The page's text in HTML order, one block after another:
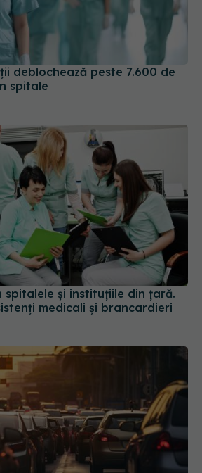
deblochează peste 7.600 de
spitale
spitalele și instituțiile din țară.
medicali și brancardieri
pentru obținerea și reînnoirea
Ce se schimbă